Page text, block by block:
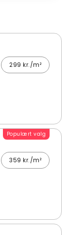
299 kr./m²
Populært valg
359 kr./m²